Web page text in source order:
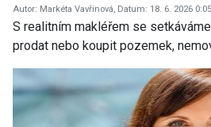
Autor: Markéta Vavřinová, Datum: 18. 6. 2026 0:05
S realitním makléřem se
prodat nebo koupit pozemek,